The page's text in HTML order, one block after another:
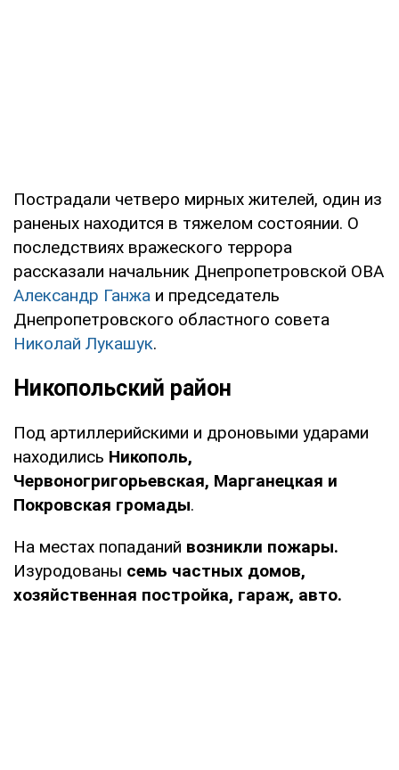
Пострадали четверо мирных жителей, один из
раненых находится в тяжелом состоянии. О
последствиях вражеского террора
рассказали начальник Днепропетровской ОВА
Александр Ганжа и председатель
Днепропетровского областного совета
Николай Лукашук.
Никопольский район
Под артиллерийскими и дроновыми ударами
находились Никополь,
Червоногригорьевская, Марганецкая и
Покровская громады.
На местах попаданий возникли пожары.
Изуродованы семь частных домов,
хозяйственная постройка, гараж, авто.